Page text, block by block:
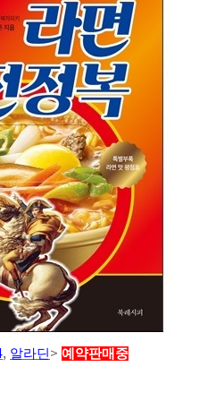
, 알라딘 > 예약판매중